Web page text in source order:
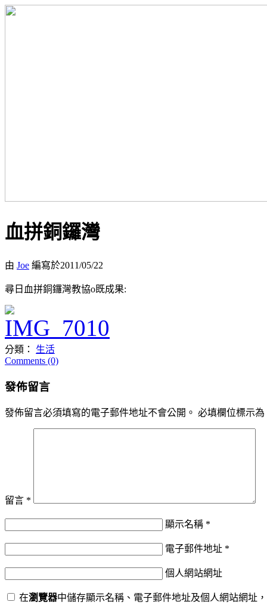
血拼銅鑼灣
由 Joe 編寫於2011/05/22
尋日血拼銅鑼灣教協o既成果:
分類： 生活
Comments (0)
發佈留言
發佈留言必須填寫的電子郵件地址不會公開。 必填欄位標示為
留言 *
顯示名稱 *
電子郵件地址 *
個人網站網址
在瀏覽器中儲存顯示名稱、電子郵件地址及個人網站網址